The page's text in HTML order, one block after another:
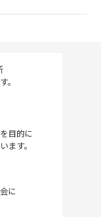
。
目的に
ます。
に